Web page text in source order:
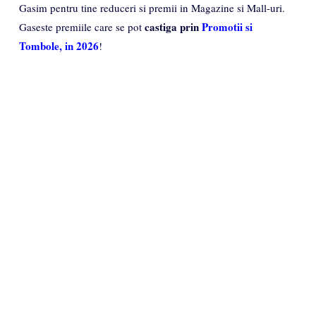
Gasim pentru tine reduceri si premii in Magazine si Mall-uri.
Gaseste premiile care se pot castiga prinPromotii si
Tombole, in 2026!